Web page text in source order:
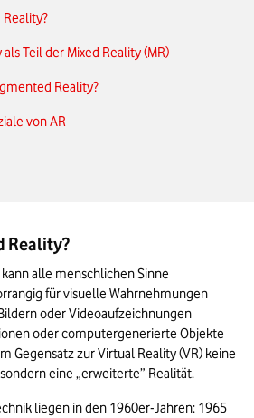
Teil der Mixed Reality (MR)
Reality?
von AR
für Ihr Unternehmen
Reality in Kürze
Reality?
alle menschlichen Sinne
für visuelle Wahrnehmungen
oder Videoaufzeichnungen
oder computergenerierte Objekte
Gegensatz zur Virtual Reality (VR) keine
eine „erweiterte” Realität.
liegen in den 1960er-Jahren: 1965